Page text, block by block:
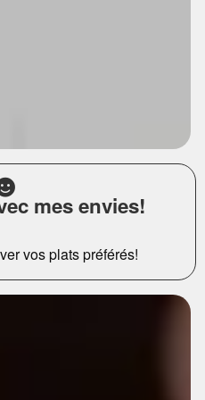
mes envies!
vos plats préférés!